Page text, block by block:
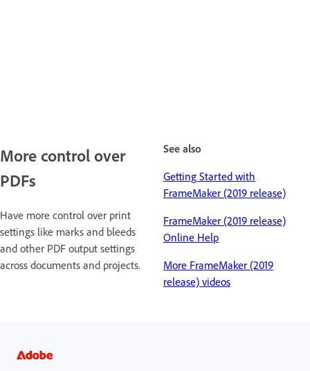
More control over
PDFs
Have more control over print
settings like marks and bleeds
and other PDF output settings
across documents and projects.
See also
Getting Started with
FrameMaker (2019 release)
FrameMaker (2019 release)
Online Help
More FrameMaker (2019
release) videos